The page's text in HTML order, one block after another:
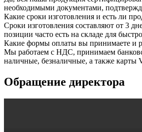
необходимыми документами,
Какие сроки изготовления и есть ли
Сроки изготовления составляют от 3
позиции часто есть на складе для
Какие формы оплаты вы принимаете и
Мы работаем с НДС, принимаем
наличные, безналичные, а также карты
Обращение директора